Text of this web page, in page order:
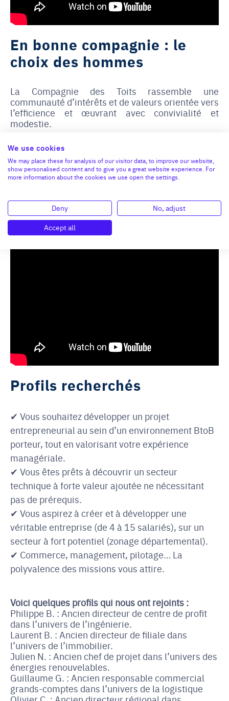
En bonne compagnie : le
choix des hommes
La Compagnie des Toits rassemble une
communauté d’intérêts et de valeurs orientée vers
l’efficience et œuvrant avec convivialité et
modestie.
Les futurs chefs d’entreprises bénéficient d'une
formation initiale de 8 semaines certifiée
Qualiopi, suivie d’un accompagnement global :
technique, commerce, marketing, achats,
propose en outre un large éventail de services et
d'outils : "Kits" spécialisés, ERP, CRM, base de
données, etc.
Profils recherchés
✔ Vous souhaitez développer un projet
entrepreneurial au sein d’un environnement BtoB
porteur, tout en valorisant votre expérience
managériale.
✔ Vous êtes prêts à découvrir un secteur
technique à forte valeur ajoutée ne nécessitant
pas de prérequis.
✔ Vous aspirez à créer et à développer une
véritable entreprise (de 4 à 15 salariés), sur un
secteur à fort potentiel (zonage départemental).
✔ Commerce, management, pilotage… La
polyvalence des missions vous attire.
Voici quelques profils qui nous ont rejoints :
Philippe B. : Ancien directeur de centre de profit
dans l’univers de l’ingénierie.
Laurent B. : Ancien directeur de filiale dans
l’univers de l’immobilier.
Julien N. : Ancien chef de projet dans l’univers des
énergies renouvelables.
Guillaume G. : Ancien responsable commercial
grands-comptes dans l’univers de la logistique
We use cookies
We may place these for analysis of our visitor data, to improve our website,
show personalised content and to give you a great website experience. For
more information about the cookies we use open the settings.
Deny
No, adjust
Accept all